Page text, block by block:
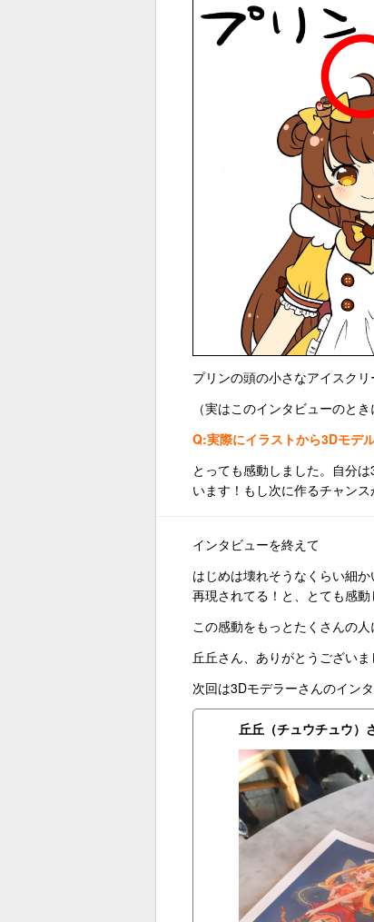
プリンの頭の小さなアイスク
（実はこのインタビューのと
Q:実際にイラストから3Dモデ
とっても感動しました。自分
います！もし次に作るチャン
インタビューを終えて
はじめは壊れそうなくらい細
再現されてる！と、とても感動
この感動をもっとたくさんの
丘丘さん、ありがとうございま
次回は3Dモデラーさんのイン
丘丘（チュウチュウ）